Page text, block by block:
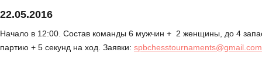
22.05.2016
Начало в 12:00. Состав команды 6 мужчин + 2 женщины, до 4
партию + 5 секунд на ход. Заявки: spbchesstournaments@gmail.com